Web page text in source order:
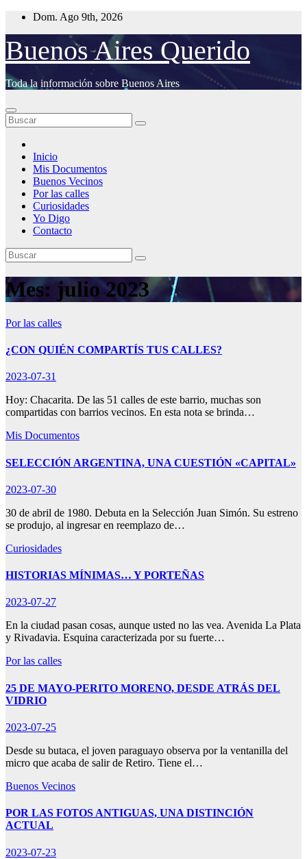
Saltar
contenido
Dom. Ago 9th, 2026
Buenos Aires Querido
Toda la información sobre Buenos Aires
Inicio
Mis Documentos
Buenos Vecinos
Por las calles
Curiosidades
Yo Digo
Contacto
Mes: julio 2023
Por las calles
¿CON QUIÉN COMPARTÍS TUS CALLES?
2023-07-31
Hoy: Chacarita. De las 51 calles de este barrio, muchas son
compartidas con barrios vecinos. En esta nota se brinda…
Mis Documentos
SELECCIÓN ARGENTINA, UNA CUESTIÓN «CAPITAL»
2023-07-30
30 de abril de 1980. Debuta en la Selección Juan Simón. Su estreno
se produjo, al ingresar en reemplazo de…
Curiosidades
HISTORIAS MÍNIMAS… Y PORTEÑAS
2023-07-27
En la ciudad pasan cosas, aunque usted no las vea. Avenida La Plata
y Rivadavia. Esquina caracterizada por su fuerte…
Por las calles
25 DE MAYO-PERITO MORENO, DESDE ATRÁS DEL
VIDRIO
2023-07-25
Desde su butaca, el joven paraguayo observa por la ventanilla del
micro que acaba de salir de Retiro. Tiene el…
Buenos Vecinos
POR LAS FOTOS ANTIGUAS, UNA DISTINCIÓN
ACTUAL
2023-07-23